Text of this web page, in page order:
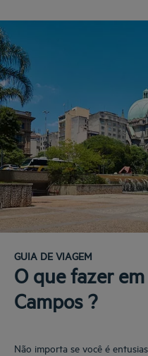
GUIA DE VIAGEM
O que fazer
Campos ?
Não importa se você é